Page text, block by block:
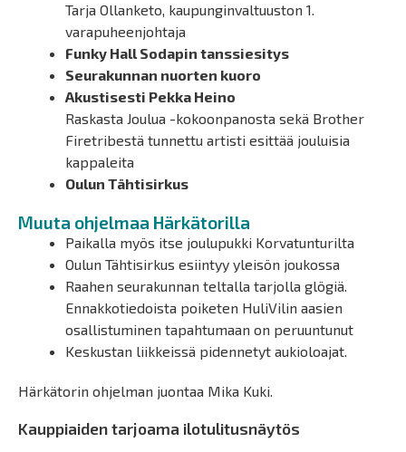
Tarja Ollanketo, kaupunginvaltuuston 1.
varapuheenjohtaja
Funky Hall Sodapin tanssiesitys
Seurakunnan nuorten kuoro
Akustisesti Pekka Heino
Raskasta Joulua -kokoonpanosta sekä Brother
Firetribestä tunnettu artisti esittää jouluisia
kappaleita
Oulun Tähtisirkus
Muuta ohjelmaa Härkätorilla
Paikalla myös itse joulupukki Korvatunturilta
Oulun Tähtisirkus esiintyy yleisön joukossa
Raahen seurakunnan teltalla tarjolla glögiä.
Ennakkotiedoista poiketen HuliVilin aasien
osallistuminen tapahtumaan on peruuntunut
Keskustan liikkeissä pidennetyt aukioloajat.
Härkätorin ohjelman juontaa Mika Kuki.
Kauppiaiden tarjoama ilotulitusnäytös